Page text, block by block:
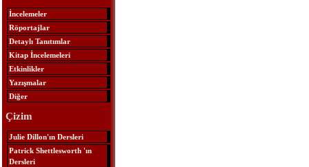
İncelemeler
Röportajlar
Detaylı Tanıtımlar
Kitap İncelemeleri
Etkinlikler
Yazışmalar
Diğer
Çizim
Julie Dillon'ın Dersleri
Patrick Shettlesworth 'ın
Dersleri